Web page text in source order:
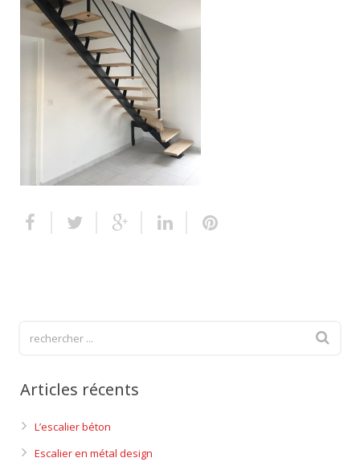
Escalier extérieur
Finitions pour escalier
Articles récents
L’escalier béton
Escalier en métal design